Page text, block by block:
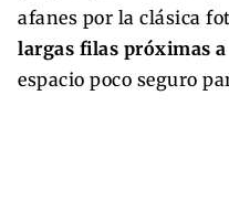
afanes por la clásica
largas filas próximas
espacio poco seguro